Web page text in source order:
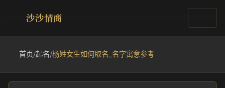
沙沙情商
首页/起名/杨姓女生如何取名_名字寓意参考